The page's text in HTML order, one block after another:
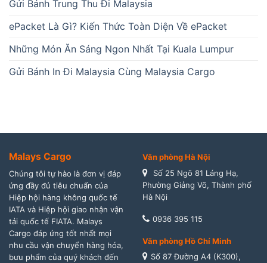
Gửi Bánh Trung Thu Đi Malaysia
ePacket Là Gì? Kiến Thức Toàn Diện Về ePacket
Những Món Ăn Sáng Ngon Nhất Tại Kuala Lumpur
Gửi Bánh In Đi Malaysia Cùng Malaysia Cargo
Malays Cargo
Chúng tôi tự hào là đơn vị đáp
ứng đầy đủ tiêu chuẩn của
Hiệp hội hàng không quốc tế
IATA và Hiệp hội giao nhận vận
tải quốc tế FIATA. Malays
Cargo đáp ứng tốt nhất mọi
nhu cầu vận chuyển hàng hóa,
bưu phẩm của quý khách đến
Văn phòng Hà Nội
Số 25 Ngõ 81 Láng Hạ,
Phường Giảng Võ, Thành phố
Hà Nội
0936 395 115
Văn phòng Hồ Chí Minh
Số 87 Đường A4 (K300),